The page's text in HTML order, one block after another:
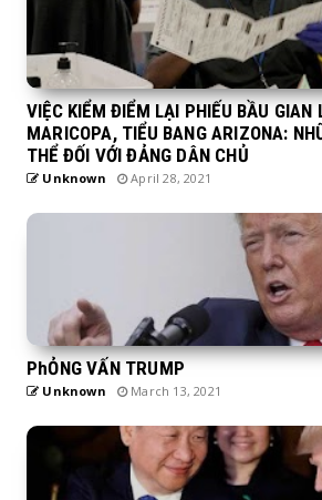
VIỆC KIỂM ĐIỂM LẠI PHIẾU BẦU GIAN
MARICOPA, TIỂU BANG ARIZONA:
THỂ ĐỐI VỚI ĐẢNG DÂN CHỦ
Unknown April 28, 2021
PhỎNG VẤN TRUMP
Unknown March 13, 2021